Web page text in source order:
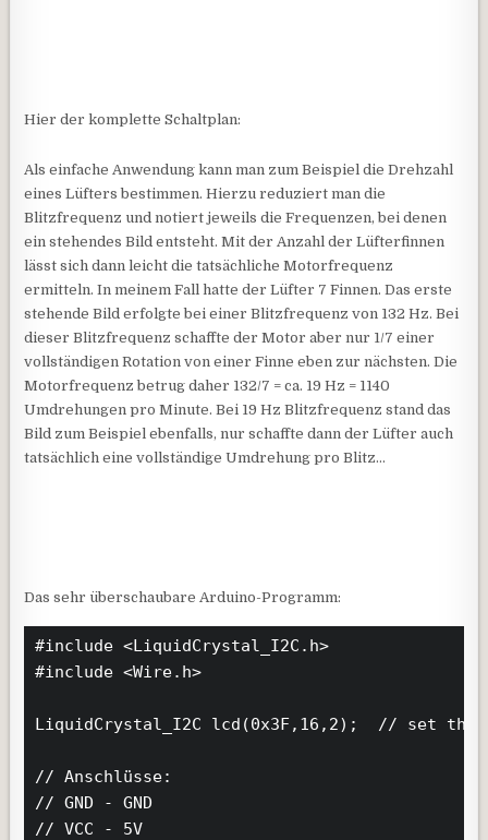
Hier der komplette Schaltplan:
Als einfache Anwendung kann man zum Beispiel die Drehzahl
eines Lüfters bestimmen. Hierzu reduziert man die
Blitzfrequenz und notiert jeweils die Frequenzen, bei denen
ein stehendes Bild entsteht. Mit der Anzahl der Lüfterfinnen
lässt sich dann leicht die tatsächliche Motorfrequenz
ermitteln. In meinem Fall hatte der Lüfter 7 Finnen. Das erste
stehende Bild erfolgte bei einer Blitzfrequenz von 132 Hz. Bei
dieser Blitzfrequenz schaffte der Motor aber nur 1/7 einer
vollständigen Rotation von einer Finne eben zur nächsten. Die
Motorfrequenz betrug daher 132/7 = ca. 19 Hz = 1140
Umdrehungen pro Minute. Bei 19 Hz Blitzfrequenz stand das
Bild zum Beispiel ebenfalls, nur schaffte dann der Lüfter auch
tatsächlich eine vollständige Umdrehung pro Blitz…
Das sehr überschaubare Arduino-Programm:
#include <LiquidCrystal_I2C.h>
#include <Wire.h>
LiquidCrystal_I2C lcd(0x3F,16,2);  // set the
// Anschlüsse:
// GND - GND
// VCC - 5V